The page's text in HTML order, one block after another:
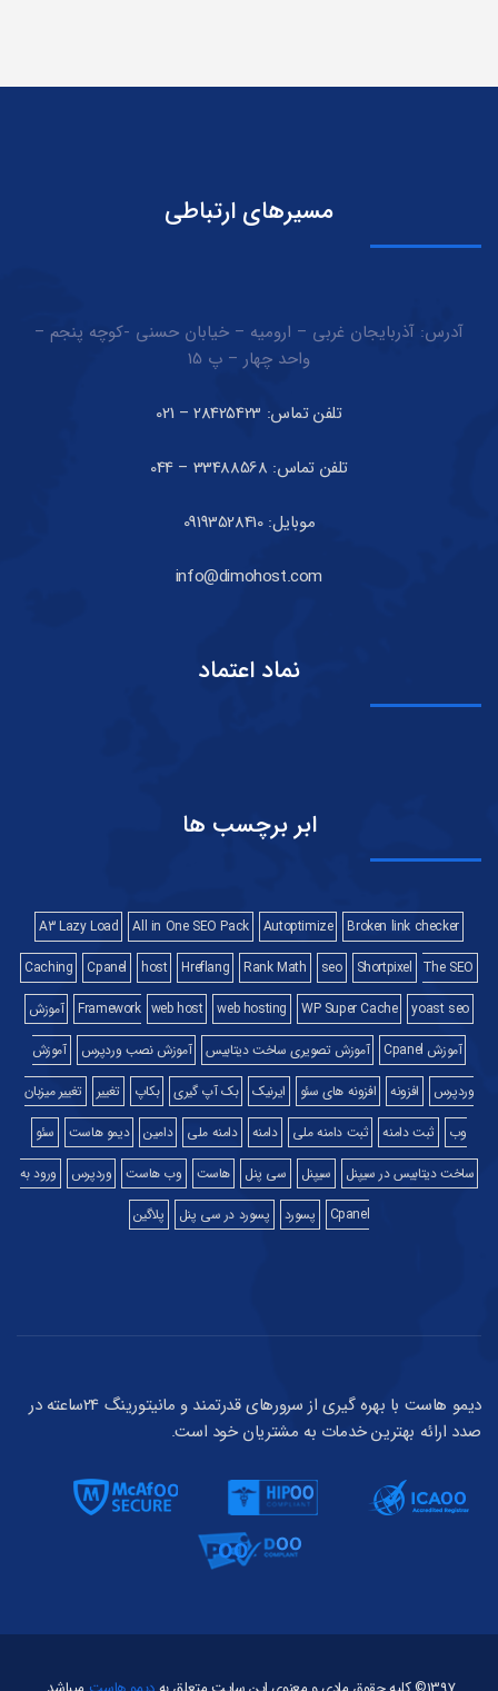
مسیرهای ارتباطی
آدرس: آذربایجان غربی – ارومیه – خیابان حسنی -کوچه پنجم –
واحد چهار – پ 15
تلفن تماس: 28425423 – 021
تلفن تماس: 33488568 – 044
موبایل: 09193528410
info@dimohost.com
نماد اعتماد
ابر برچسب ها
A3 Lazy Load All in One SEO Pack Autoptimize
Broken link checker
Caching
Cpanel host Hreflang Rank Math seo Shortpixel The SEO
Framework web host web hosting WP Super Cache yoast seo
آموزش
آموزش Cpanel
آموزش تصویری ساخت دیتابیس آموزش نصب وردپرس
آموزش
وردپرس
افزونه افزونه های سئو ایرنیک بک آپ گیری بکاپ تغییر
تغییر میزبان
وب
ثبت دامنه ثبت دامنه ملی دامنه دامنه ملی دامین دیمو هاست
سئو
ساخت دیتابیس در سیپنل
سیپنل سی پنل هاست وب هاست وردپرس
ورود به
Cpanel
پسورد پسورد در سی پنل پلاگین
دیمو هاست با بهره گیری از سرورهای قدرتمند و مانیتورینگ 24ساعته در
صدد ارائه بهترین خدمات به مشتریان خود است.